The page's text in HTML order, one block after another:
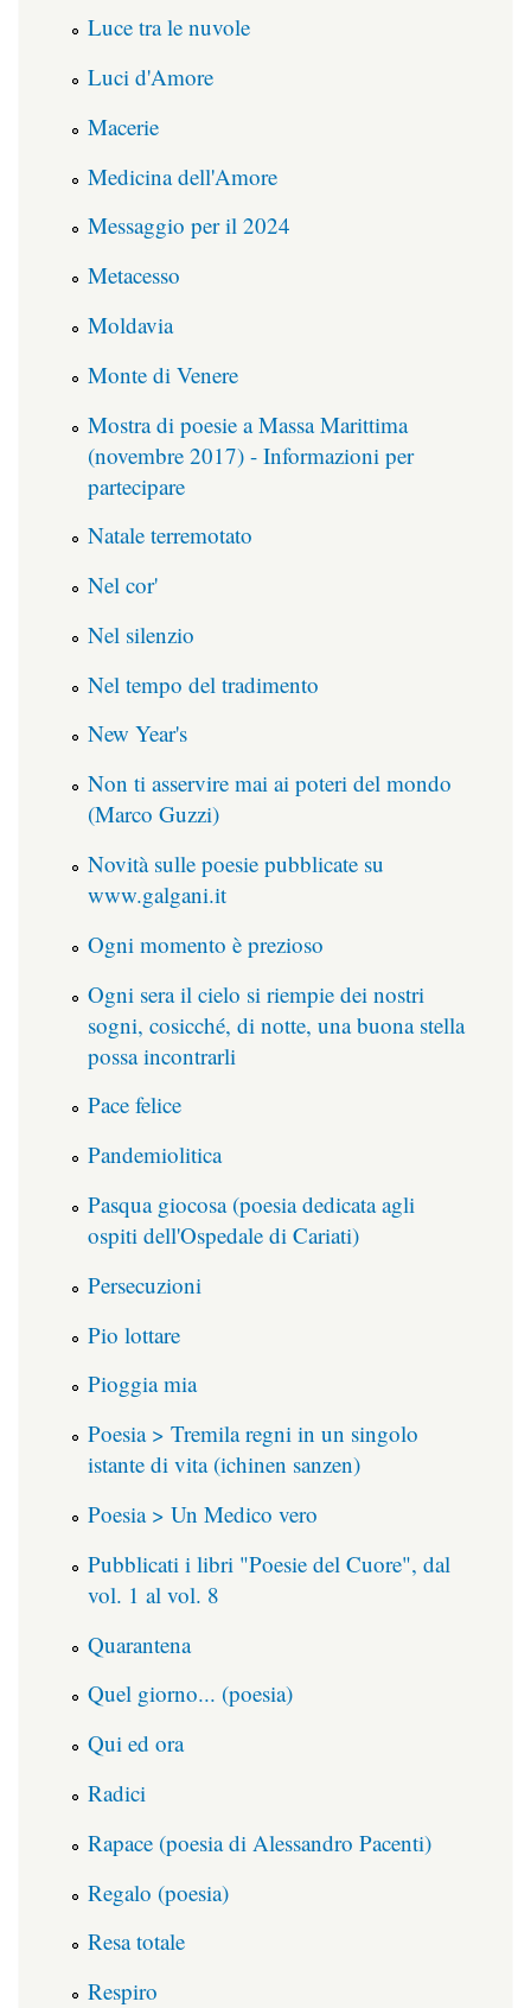
Luce tra le nuvole
Luci d'Amore
Macerie
Medicina dell'Amore
Messaggio per il 2024
Metacesso
Moldavia
Monte di Venere
Mostra di poesie a Massa Marittima
(novembre 2017) - Informazioni per
partecipare
Natale terremotato
Nel cor'
Nel silenzio
Nel tempo del tradimento
New Year's
Non ti asservire mai ai poteri del mondo
(Marco Guzzi)
Novità sulle poesie pubblicate su
www.galgani.it
Ogni momento è prezioso
Ogni sera il cielo si riempie dei nostri
sogni, cosicché, di notte, una buona stella
possa incontrarli
Pace felice
Pandemiolitica
Pasqua giocosa (poesia dedicata agli
ospiti dell'Ospedale di Cariati)
Persecuzioni
Pio lottare
Pioggia mia
Poesia > Tremila regni in un singolo
istante di vita (ichinen sanzen)
Poesia > Un Medico vero
Pubblicati i libri "Poesie del Cuore", dal
vol. 1 al vol. 8
Quarantena
Quel giorno... (poesia)
Qui ed ora
Radici
Rapace (poesia di Alessandro Pacenti)
Regalo (poesia)
Resa totale
Respiro